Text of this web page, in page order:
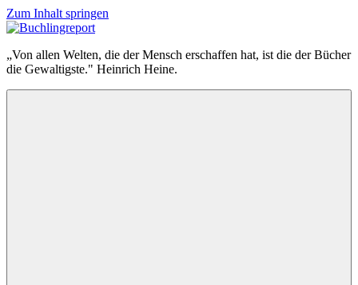
Zum Inhalt springen
Buchlingreport
„Von allen Welten, die der Mensch erschaffen hat, ist die der Bücher
die Gewaltigste." Heinrich Heine.